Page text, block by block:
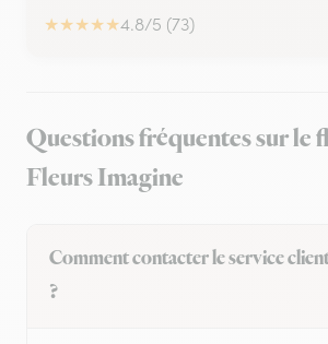
★★★★★4.8/5 (73)
Questions fréquentes sur le
Fleurs Imagine
Comment contacter le service
?